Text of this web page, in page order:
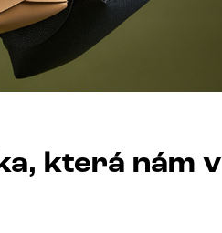
která nám v